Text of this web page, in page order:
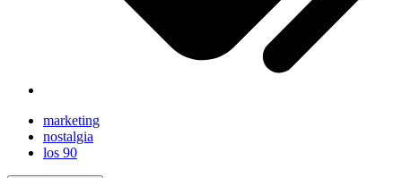
marketing
nostalgia
los 90